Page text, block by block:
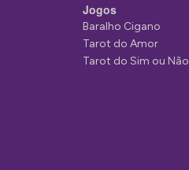
Jogos
Baralho Cigano
Tarot do Amor
Tarot do Sim ou Não